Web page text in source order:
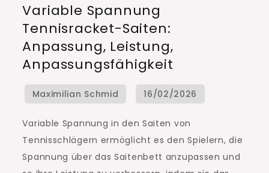
Spannung
Tennisracket-
Saiten:
Anpassung,
Anpassungsfähigkeit
Variable Spannung
Tennisracket-Saiten:
Anpassung, Leistung,
Anpassungsfähigkeit
Variable Spannung in den Saiten von
Tennisschlägern ermöglicht es den Spielern, die
Spannung über das Saitenbett anzupassen und